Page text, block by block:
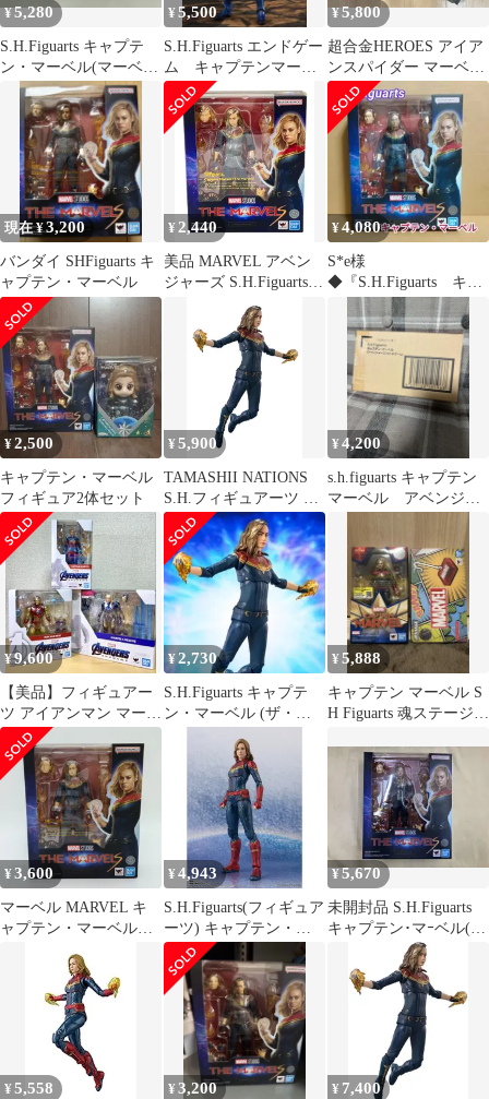
¥5,280
S.H.Figuarts キャプテ
ン・マーベル(マーベル
ズ) マーベルズ
¥5,500
S.H.Figuarts エンドゲー
ム キャプテンマーベ
ル
¥5,800
超合金HEROES アイア
ンスパイダー マーベル
ズ 当選品 グッズ セッ
ト
現在 ¥3,200
バンダイ SHFiguarts キ
ャプテン・マーベル
¥ 2,440
美品 MARVEL アベン
ジャーズ S.H.Figuarts
フィギュア キャプテ
ン・マーベル （マーベ
ルズ） バンダイ
¥4,080
S*e様
◆『S.H.Figuarts キャ
プテン・マーベル（映
画「マーベルズ」
¥2,500
キャプテン・マーベル
フィギュア2体セット
¥5,900
TAMASHII NATIONS
S.H.フィギュアーツ キ
ャプテン・マーベル(マ
ーベルズ) 約150mm
ABS&PVC製 塗装済み
可動フィギュア
¥4,200
s.h.figuarts キャプテン
マーベル アベンジャ
¥9,600
【美品】フィギュアー
ツ アイアンマン マーベ
ルレスキュー キャプテ
ンマーベル
¥2,730
S.H.Figuarts キャプテ
ン・マーベル (ザ・マ
¥5,888
キャプテン マーベル S
H Figuarts 魂ステージ
¥3,600
マーベル MARVEL キ
ャプテン・マーベル
S.H.Figuarts フィギュア
バンダイスピリッツ
BANDAI SPIRITS SHフ
ィギュアーツ アベンジ
ャーズ MCU グッズ
【未開封】F-9-6
¥ 4,943
S.H.Figuarts(フィギュア
ーツ) キャプテン・マ
ーベル 完成品 可動フィ
ギュア バンダイスピリ
ッツ
¥5,670
未開封品 S.H.Figuarts
キャプテン･マｰベル(マ
ｰベルズ) マｰベルズ
¥5,558 ¥3,200 ¥ 7,400